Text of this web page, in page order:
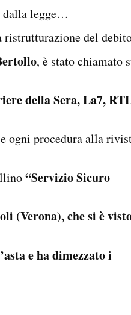
dalla legge…
ristrutturazione del
, è stato chiamato
della Sera, La7,
ogni procedura alla
“Servizio Sicuro
(Verona), che si è
e ha dimezzato i